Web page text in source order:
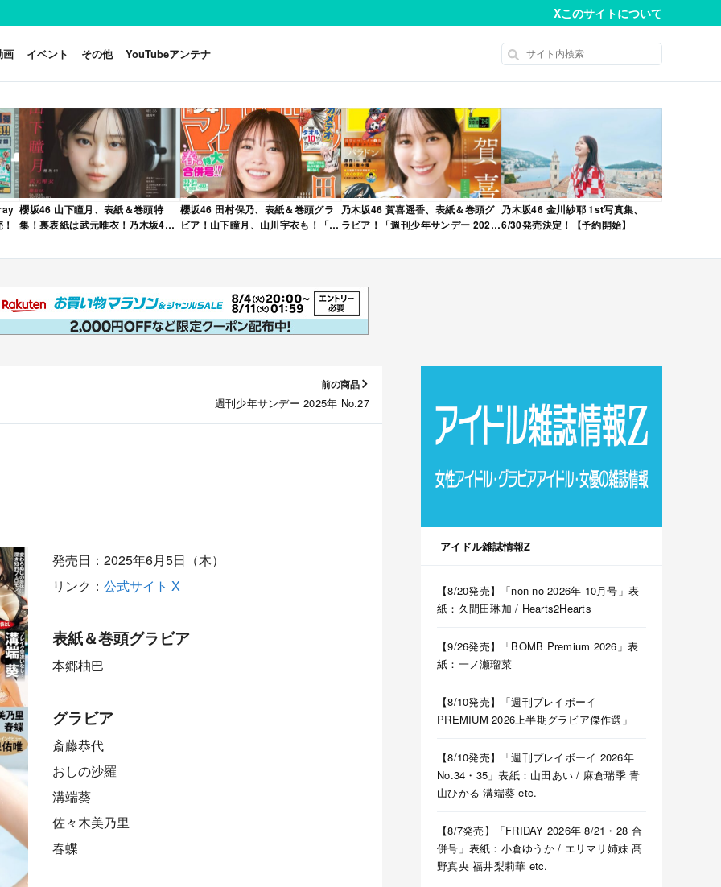
Xこのサイトについて
画 イベント その他 YouTubeアンテナ
櫻坂46 山下瞳月、表紙＆巻頭特
集！裏表紙は武元唯衣！乃木坂46
6月号」本日4/28発売！
櫻坂46 田村保乃、表紙＆巻頭グラ
ビア！山下瞳月、山川宇衣も！「週
合併号」本日4/28発売！
乃木坂46 賀喜遥香、表紙＆巻頭グ
ラビア！「週刊少年サンデー 2026
売！
乃木坂46 金川紗耶 1st写真集、
6/30発売決定！【予約開始】
前の商品
週刊少年サンデー 2025年 No.27
発売日：2025年6月5日（木）
リンク：公式サイト X
表紙＆巻頭グラビア
本郷柚巴
グラビア
斎藤恭代
おしの沙羅
溝端葵
佐々木美乃里
春蝶
アイドル雑誌情報Z
【8/20発売】「non-no 2026年 10月号」表
紙：久間田琳加 / Hearts2Hearts
【9/26発売】「BOMB Premium 2026」表
紙：一ノ瀬瑠菜
【8/10発売】「週刊プレイボーイ
PREMIUM 2026上半期グラビア傑作選」
【8/10発売】「週刊プレイボーイ 2026年
No.34・35」表紙：山田あい / 麻倉瑞季 青
山ひかる 溝端葵 etc.
【8/7発売】「FRIDAY 2026年 8/21・28 合
併号」表紙：小倉ゆうか / エリマリ姉妹 髙
野真央 福井梨莉華 etc.